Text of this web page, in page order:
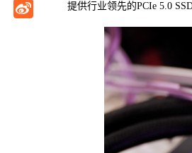
提供行业领先的PCIe 5.0